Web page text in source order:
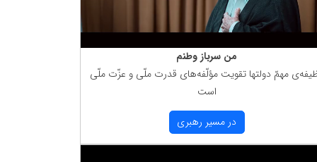
من سرباز وطنم
مهمّ دولتها تقویت مؤلّفه‌های قدرت ملّی و عزّت ملّی
است
در مسیر رهبری